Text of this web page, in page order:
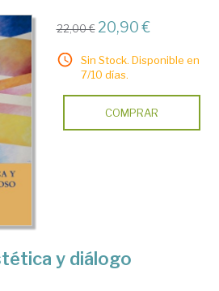
22,00 € 20,90 €
Sin Stock. Disponible en
7/10 días.
COMPRAR
y diálogo